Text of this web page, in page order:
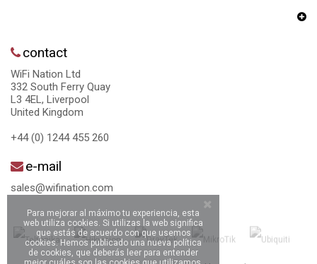
contact
WiFi Nation Ltd
332 South Ferry Quay
L3 4EL, Liverpool
United Kingdom
+44 (0) 1244 455 260
e-mail
sales@wifination.com
Para mejorar al máximo tu experiencia, esta
web utiliza cookies. Si utilizas la web significa
que estás de acuerdo con que usemos
cookies. Hemos publicado una nueva política
de cookies, que deberás leer para entender